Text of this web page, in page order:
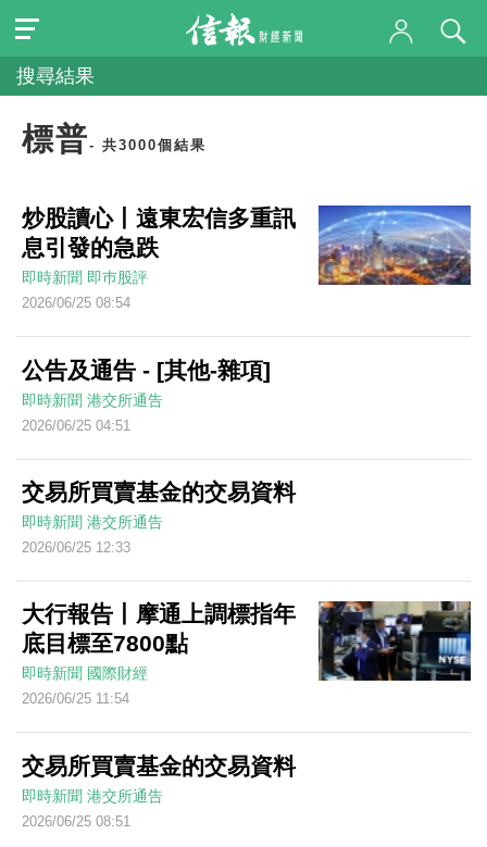
搜尋結果
標普- 共3000個結果
炒股讀心丨遠東宏信多重訊
息引發的急跌
即時新聞 即巿股評
2026/06/25 08:54
公告及通告 - [其他-雜項]
即時新聞 港交所通告
2026/06/25 04:51
交易所買賣基金的交易資料
即時新聞 港交所通告
2026/06/25 12:33
大行報告丨摩通上調標指年
底目標至7800點
即時新聞 國際財經
2026/06/25 11:54
交易所買賣基金的交易資料
即時新聞 港交所通告
2026/06/25 08:51